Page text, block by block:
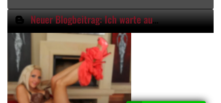
Neuer Blogbeitrag: Ich warte auf dich!